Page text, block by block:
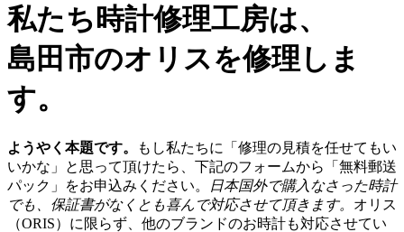
私たち時計修理工房は、
島田市のオリスを修理しま
す。
ようやく本題です。
もし私たちに「修理の見積を任せてもい
いかな」と思って頂けたら、下記のフォームから「無料郵送
パック」をお申込みください。
日本国外で購入なさった時計
でも、保証書がなくとも喜んで対応させて頂きます。 オリス
（ORIS）に限らず、他のブランドのお時計も対応させてい